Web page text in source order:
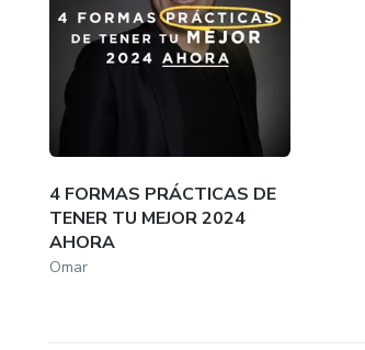
4 FORMAS PRÁCTICAS DE
TENER TU MEJOR 2024
AHORA
Omar